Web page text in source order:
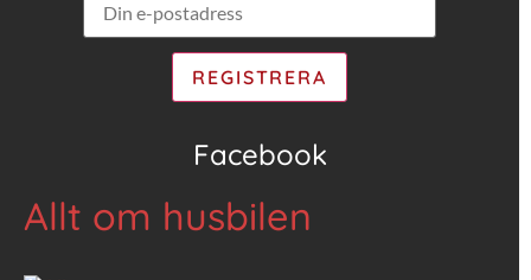
Facebook
Allt om husbilen